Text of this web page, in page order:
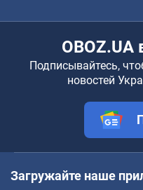
OBOZ.UA
Подписывайтесь,
новостей
Загружайте наше